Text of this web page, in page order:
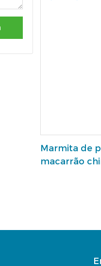
Marmita de
macarrão